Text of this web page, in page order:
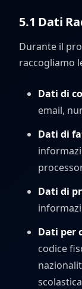
5.1 Dati
Durante il
raccogliamo
Dati di
email,
Dati di
Dati di
Dati per
codice